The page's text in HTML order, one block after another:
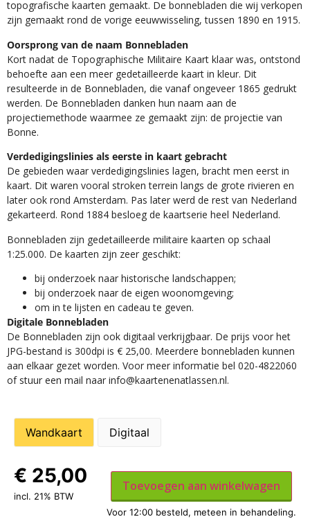
topografische kaarten gemaakt. De bonnebladen die wij verkopen
zijn gemaakt rond de vorige eeuwwisseling, tussen 1890 en 1915.
Oorsprong van de naam Bonnebladen
Kort nadat de Topographische Militaire Kaart klaar was, ontstond
behoefte aan een meer gedetailleerde kaart in kleur. Dit
resulteerde in de Bonnebladen, die vanaf ongeveer 1865 gedrukt
werden. De Bonnebladen danken hun naam aan de
projectiemethode waarmee ze gemaakt zijn: de projectie van
Bonne.
Verdedigingslinies als eerste in kaart gebracht
De gebieden waar verdedigingslinies lagen, bracht men eerst in
kaart. Dit waren vooral stroken terrein langs de grote rivieren en
later ook rond Amsterdam. Pas later werd de rest van Nederland
gekarteerd. Rond 1884 besloeg de kaartserie heel Nederland.
Bonnebladen zijn gedetailleerde militaire kaarten op schaal
1:25.000. De kaarten zijn zeer geschikt:​
​bij onderzoek naar historische landschappen;
bij onderzoek naar de eigen woonomgeving;
om in te lijsten en cadeau te geven.
Digitale Bonnebladen
De Bonnebladen zijn ook digitaal verkrijgbaar. De prijs voor het
JPG-bestand is 300dpi is € 25,00. Meerdere bonnebladen kunnen
aan elkaar gezet worden. Voor meer informatie bel 020-4822060
of stuur een mail naar info@kaartenenatlassen.nl.
Wandkaart Digitaal
€ 25,00
incl. 21% BTW
Toevoegen aan winkelwagen